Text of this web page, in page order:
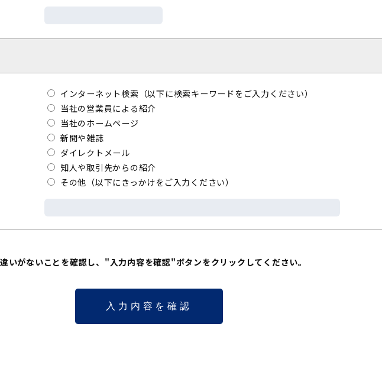
インターネット検索（以下に検索キーワードをご入力ください）
当社の営業員による紹介
当社のホームページ
新聞や雑誌
ダイレクトメール
知人や取引先からの紹介
その他（以下にきっかけをご入力ください）
いがないことを確認し、"入力内容を確認"ボタンをクリックしてください。